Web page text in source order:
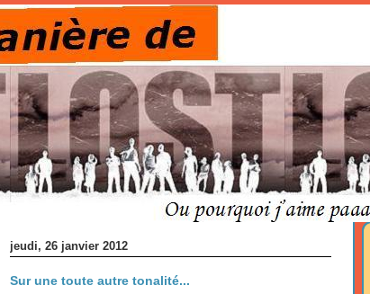
jeudi, 26 janvier 2012
Sur une toute autre tonalité...